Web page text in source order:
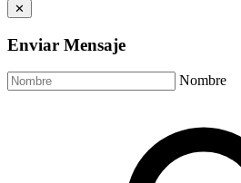
✕
Enviar Mensaje
Nombre